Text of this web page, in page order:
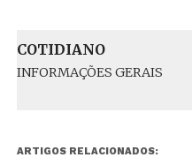
COTIDIANO
INFORMAÇÕES GERAIS
ARTIGOS RELACIONADOS: